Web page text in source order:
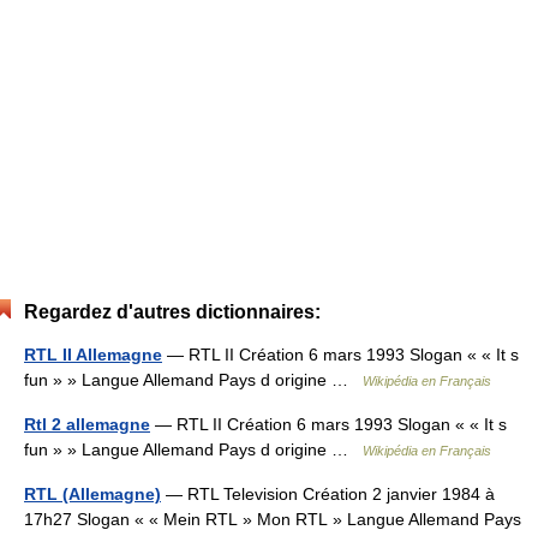
Regardez d'autres dictionnaires:
RTL II Allemagne — RTL II Création 6 mars 1993 Slogan « « It s
fun » » Langue Allemand Pays d origine …
Wikipédia en Français
Rtl 2 allemagne — RTL II Création 6 mars 1993 Slogan « « It s
fun » » Langue Allemand Pays d origine …
Wikipédia en Français
RTL (Allemagne) — RTL Television Création 2 janvier 1984 à
17h27 Slogan « « Mein RTL » Mon RTL » Langue Allemand Pays